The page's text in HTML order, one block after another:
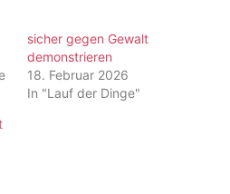
sicher gegen Gewalt
demonstrieren
18. Februar 2026
In "Lauf der Dinge"